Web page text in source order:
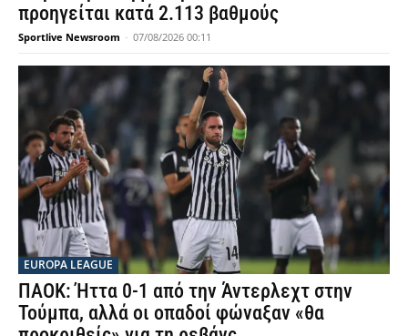
προηγείται κατά 2.113 βαθμούς
Sportlive Newsroom - 07/08/2026 00:11
EUROPA LEAGUE
ΠΑΟΚ: Ήττα 0-1 από την Άντερλεχτ στην
Τούμπα, αλλά οι οπαδοί φώναξαν «θα